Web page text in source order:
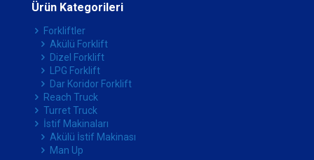
Ürün Kategorileri
Forkliftler
Akülü Forklift
Dizel Forklift
LPG Forklift
Dar Koridor Forklift
Reach Truck
Turret Truck
İstif Makinaları
Akülü İstif Makinası
Man Up